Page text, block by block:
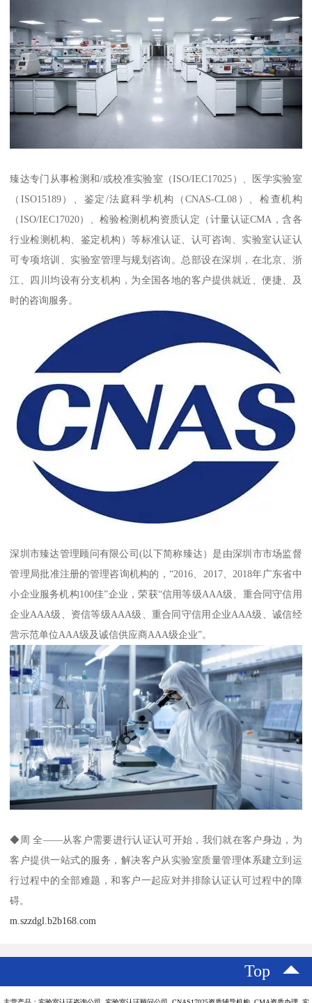
臻达专门从事检测和/或校准实验室（ISO/IEC17025）、医学实验室
（ISO15189）、鉴定/法庭科学机构（CNAS-CL08）、检查机构
（ISO/IEC17020）、检验检测机构资质认定（计量认证CMA，含各
行业检测机构、鉴定机构）等标准认证、认可咨询、实验室认证认
可专项培训、实验室管理与规划咨询。总部设在深圳，在北京、浙
江、四川均设有分支机构，为全国各地的客户提供就近、便捷、及
时的咨询服务。
深圳市臻达管理顾问有限公司(以下简称臻达）是由深圳市市场监督
管理局批准注册的管理咨询机构的，“2016、2017、2018年广东省中
小企业服务机构100佳”企业，荣获“信用等级AAA级、重合同守信用
企业AAA级、资信等级AAA级、重合同守信用企业AAA级、诚信经
营示范单位AAA级及诚信供应商AAA级企业”。
◆周 全——从客户需要进行认证认可开始，我们就在客户身边，为
客户提供一站式的服务，解决客户从实验室质量管理体系建立到运
行过程中的全部难题，和客户一起应对并排除认证认可过程中的障
碍。
m.szzdgl.b2b168.com
Top